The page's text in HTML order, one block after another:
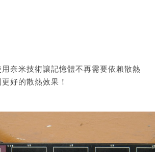
奈米技術讓記憶體不再需要依賴散熱
好的散熱效果！